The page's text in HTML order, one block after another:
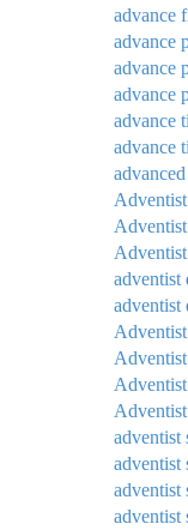
advance
advance
advance
advance
advance
advance
adventist
adventist
adventist
adventist
adventist
adventist